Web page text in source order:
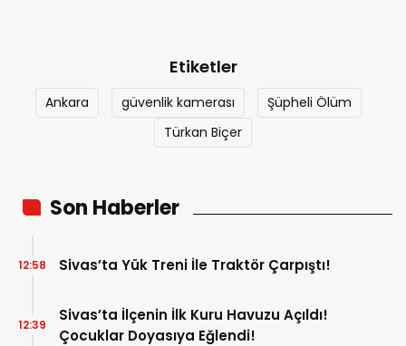
Etiketler
Ankara güvenlik kamerası
Şüpheli Ölüm
Türkan Biçer
Son Haberler
Sivas’ta Yük Treni İle Traktör Çarpıştı!
12:58
Sivas’ta İlçenin İlk Kuru Havuzu Açıldı!
Çocuklar Doyasıya Eğlendi!
12:39